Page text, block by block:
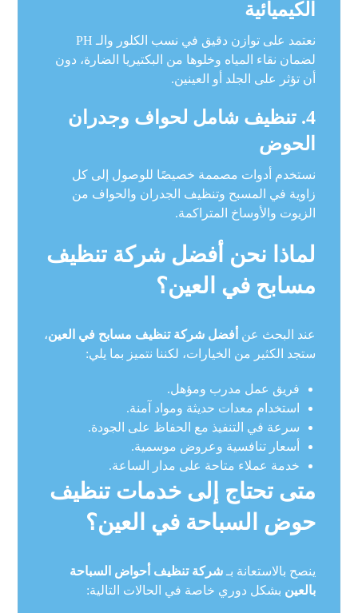
الكيميائية
نعتمد على توازن دقيق في نسب الكلور والـ PH
لضمان نقاء المياه وخلوها من البكتيريا الضارة، دون
أن تؤثر على الجلد أو العينين.
4. تنظيف شامل لحواف وجدران
الحوض
نستخدم أدوات مصممة خصيصًا للوصول إلى كل
زاوية في المسبح وتنظيف الجدران والحواف من
الزيوت والأوساخ المتراكمة.
لماذا نحن أفضل شركة تنظيف
مسابح في العين؟
عند البحث عن أفضل شركة تنظيف مسابح في العين،
ستجد الكثير من الخيارات، لكننا نتميز بما يلي:
فريق عمل مدرب ومؤهل.
استخدام معدات حديثة ومواد آمنة.
سرعة في التنفيذ مع الحفاظ على الجودة.
أسعار تنافسية وعروض موسمية.
خدمة عملاء متاحة على مدار الساعة.
متى تحتاج إلى خدمات تنظيف
حوض السباحة في العين؟
ينصح بالاستعانة بـشركة تنظيف أحواض السباحة
بالعين بشكل دوري خاصة في الحالات التالية: